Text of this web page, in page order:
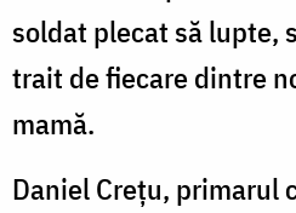
soldat plecat să lupte,
trait de fiecare dintre
mamă.
Daniel Crețu, primarul